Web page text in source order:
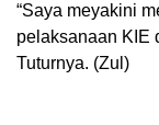
“Saya meyakini
pelaksanaan KIE
Tuturnya. (Zul)